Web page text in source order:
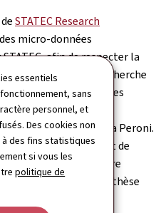
essentiels
sans
personnel, et
Des cookies non
des fins statistiques
si vous les
politique de
STATEC Research
micro-données
afin de respecter la
L'unité de recherche
économètres
l'innovation, de la
dirigée par Dr. Chiara Peroni.
PhD et un assistant de
de l'ASBL. La structure
en master et en thèse
invités.